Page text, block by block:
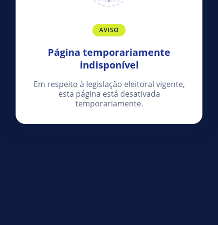
AVISO
Página temporariamente
indisponível
Em respeito à legislação eleitoral vigente,
esta página está desativada
temporariamente.